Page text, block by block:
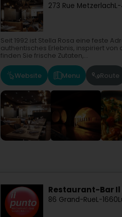
273 Rue Metzerlach
Seit 1992 ist Stella Rosa eine feste
authentisches Erlebnis, inspiriert
finden Sie frische Zutaten,...
Website Menu Route
Restaurant-Bar Il
86 Grand-RueL-1660